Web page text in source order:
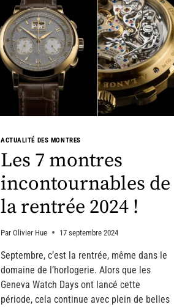
ACTUALITÉ DES MONTRES
Les 7 montres
incontournables de
la rentrée 2024 !
Par Olivier Hue 17 septembre 2024
Septembre, c’est la rentrée, même dans le
domaine de l’horlogerie. Alors que les
Geneva Watch Days ont lancé cette
période, cela continue avec plein de belles